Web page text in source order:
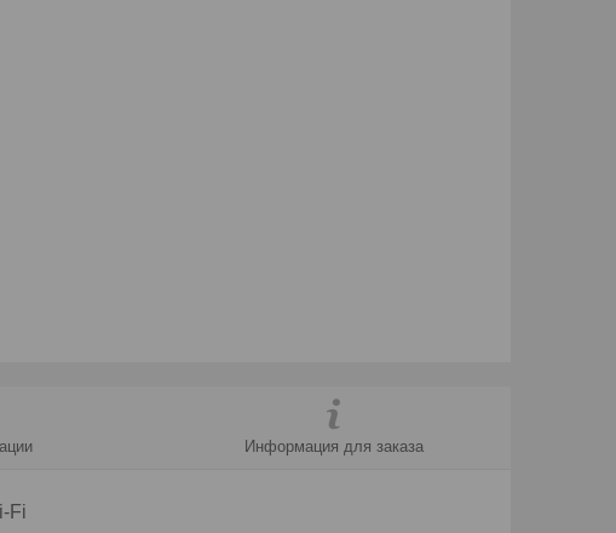
Информация для заказа
Fi